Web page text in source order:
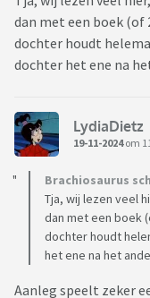
dan met een boek (of
dochter houdt
dochter het ene na
LydiaDietz
19-11-2024om
Brachiosaurus
Tja, wij lezen veel
dan met een boek
dochter houdt
het ene na het
Aanleg speelt zeker